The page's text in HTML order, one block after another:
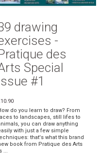
drawing
-
des
Special
#1
do you learn to draw? From
to landscapes, still lifes to
you can draw anything
with just a few simple
that's what this brand
book from Pratique des Arts
...